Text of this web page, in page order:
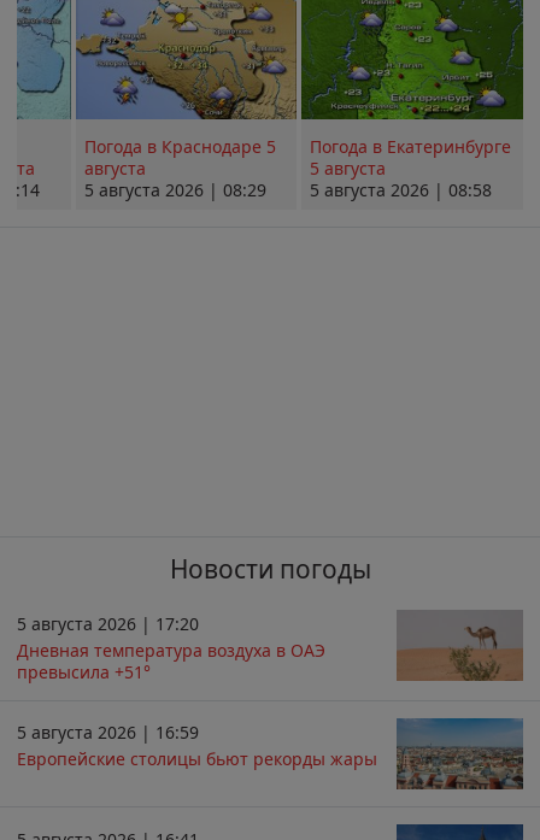
Погода в Краснодаре 5
августа
5 августа 2026 | 08:29
Погода в Екатеринбурге
5 августа
5 августа 2026 | 08:58
Новости погоды
5 августа 2026 | 17:20
Дневная температура воздуха в ОАЭ
превысила +51°
5 августа 2026 | 16:59
Европейские столицы бьют рекорды жары